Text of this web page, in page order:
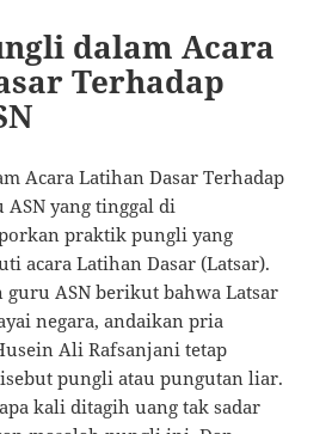
dalam Acara
Terhadap
Acara Latihan Dasar Terhadap
ASN yang tinggal di
praktik pungli yang
acara Latihan Dasar (Latsar).
guru ASN berikut bahwa Latsar
negara, andaikan pria
Ali Rafsanjani tetap
pungli atau pungutan liar.
kali ditagih uang tak sadar